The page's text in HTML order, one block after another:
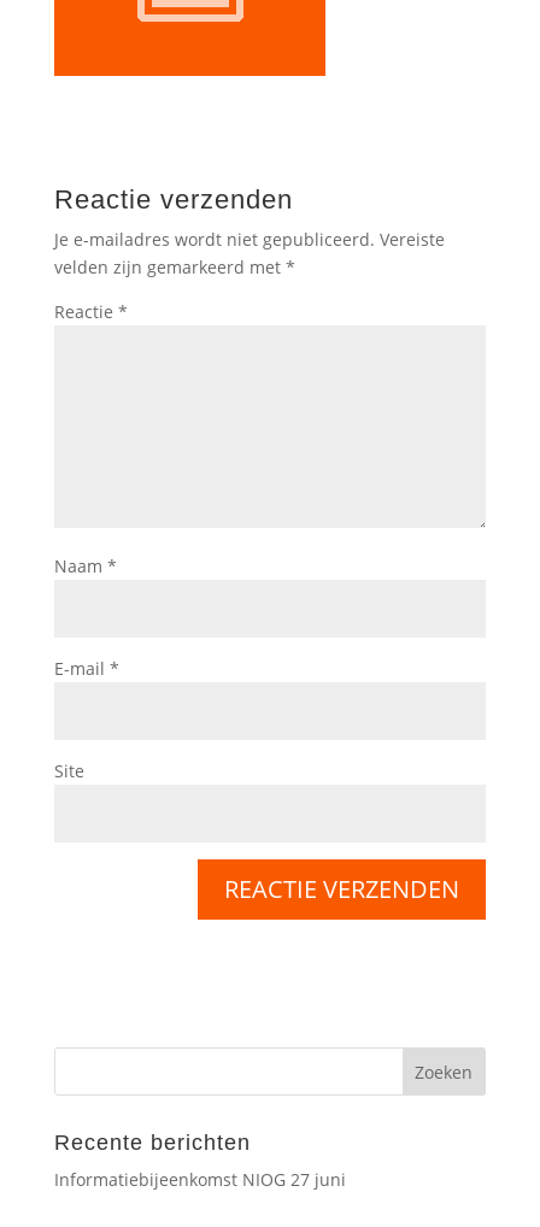
Reactie verzenden
Je e-mailadres wordt niet gepubliceerd. Vereiste
velden zijn gemarkeerd met *
Reactie *
Naam *
E-mail *
Site
Recente berichten
Informatiebijeenkomst NIOG 27 juni